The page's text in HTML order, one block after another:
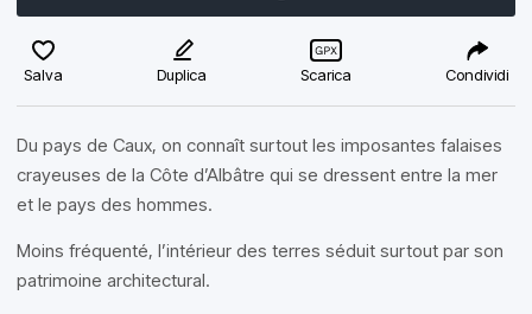
Salva Duplica Scarica Condividi
Du pays de Caux, on connaît surtout les imposantes falaises
crayeuses de la Côte d’Albâtre qui se dressent entre la mer
et le pays des hommes.
Moins fréquenté, l’intérieur des terres séduit surtout par son
patrimoine architectural.